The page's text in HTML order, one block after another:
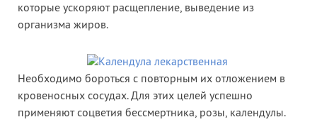
которые ускоряют расщепление, выведение из
организма жиров.
Необходимо бороться с повторным их отложением в
кровеносных сосудах. Для этих целей успешно
применяют соцветия бессмертника, розы, календулы.